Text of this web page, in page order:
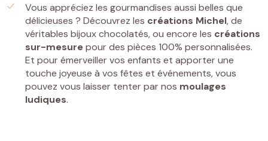
Vous appréciez les gourmandises aussi belles que
délicieuses ? Découvrez les créations Michel, de
véritables bijoux chocolatés, ou encore les créations
sur-mesurepour des pièces 100% personnalisées.
Et pour émerveiller vos enfants et apporter une
touche joyeuse à vos fêtes et événements, vous
pouvez vous laisser tenter par nos moulages
ludiques.